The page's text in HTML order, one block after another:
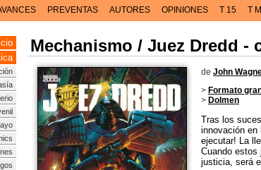
PREVENTAS AUTORES OPINIONES T 15 T
Mechanismo / Juez Dredd -
de John
> Formato
> Dolmen
Tras los
innovación
ejecutar! La
Cuando estos
justicia, será